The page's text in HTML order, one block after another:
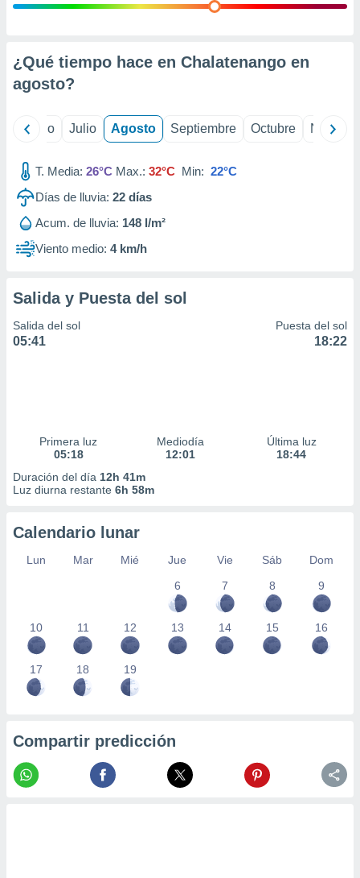
e
mediante
de
¿Qué tiempo hace en Chalatenango en
agosto?
Junio Julio Agosto Septiembre Octubre
T. Media: 26°C Max.: 32°C Min: 22°C
Días de lluvia: 22 días
Acum. de lluvia: 148 l/m²
Viento medio: 4 km/h
Salida y Puesta del sol
Salida del sol
05:41
Puesta del sol
18:22
Primera luz
05:18
Mediodía
12:01
Última luz
18:44
Duración del día 12h 41m
Luz diurna restante 6h 58m
Calendario lunar
Lun Mar Mié Jue Vie Sáb
Dom
6
7 8 9
10 11 12 13 14 15 16
17 18 19
Compartir predicción